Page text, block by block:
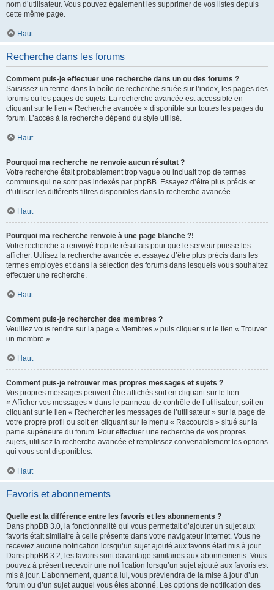
nom d’utilisateur. Vous pouvez également les supprimer de vos listes depuis
cette même page.
Haut
Recherche dans les forums
Comment puis-je effectuer une recherche dans un ou des forums ?
Saisissez un terme dans la boîte de recherche située sur l’index, les pages des
forums ou les pages de sujets. La recherche avancée est accessible en
cliquant sur le lien « Recherche avancée » disponible sur toutes les pages du
forum. L’accès à la recherche dépend du style utilisé.
Haut
Pourquoi ma recherche ne renvoie aucun résultat ?
Votre recherche était probablement trop vague ou incluait trop de termes
communs qui ne sont pas indexés par phpBB. Essayez d’être plus précis et
d’utiliser les différents filtres disponibles dans la recherche avancée.
Haut
Pourquoi ma recherche renvoie à une page blanche ?!
Votre recherche a renvoyé trop de résultats pour que le serveur puisse les
afficher. Utilisez la recherche avancée et essayez d’être plus précis dans les
termes employés et dans la sélection des forums dans lesquels vous souhaitez
effectuer une recherche.
Haut
Comment puis-je rechercher des membres ?
Veuillez vous rendre sur la page « Membres » puis cliquer sur le lien « Trouver
un membre ».
Haut
Comment puis-je retrouver mes propres messages et sujets ?
Vos propres messages peuvent être affichés soit en cliquant sur le lien
« Afficher vos messages » dans le panneau de contrôle de l’utilisateur, soit en
cliquant sur le lien « Rechercher les messages de l’utilisateur » sur la page de
votre propre profil ou soit en cliquant sur le menu « Raccourcis » situé sur la
partie supérieure du forum. Pour effectuer une recherche de vos propres
sujets, utilisez la recherche avancée et remplissez convenablement les options
qui vous sont disponibles.
Haut
Favoris et abonnements
Quelle est la différence entre les favoris et les abonnements ?
Dans phpBB 3.0, la fonctionnalité qui vous permettait d’ajouter un sujet aux
favoris était similaire à celle présente dans votre navigateur internet. Vous ne
receviez aucune notification lorsqu’un sujet ajouté aux favoris était mis à jour.
Dans phpBB 3.2, les favoris sont davantage similaires aux abonnements. Vous
pouvez à présent recevoir une notification lorsqu’un sujet ajouté aux favoris est
mis à jour. L’abonnement, quant à lui, vous préviendra de la mise à jour d’un
forum ou d’un sujet auquel vous êtes abonné. Les options de notification des